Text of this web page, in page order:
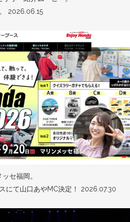
2026.06.15
セ福岡。
にて山口あやMC決定！
2026.07.30